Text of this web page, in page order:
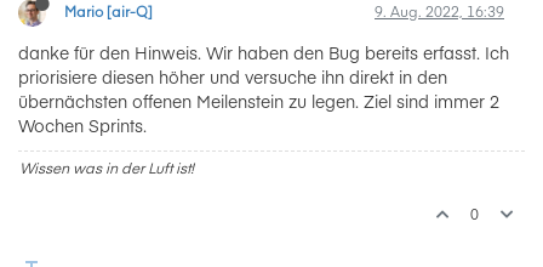
Mario [air-Q] 9. Aug. 2022, 16:39
danke für den Hinweis. Wir haben den Bug bereits erfasst. Ich
priorisiere diesen höher und versuche ihn direkt in den
übernächsten offenen Meilenstein zu legen. Ziel sind immer 2
Wochen Sprints.
Wissen was in der Luft ist!
0